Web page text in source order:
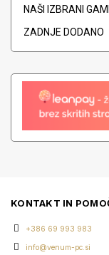
NAŠI IZBRANI
ZADNJE DODANO
KONTAKT IN
+386 69 993 983
info@venum-pc.si